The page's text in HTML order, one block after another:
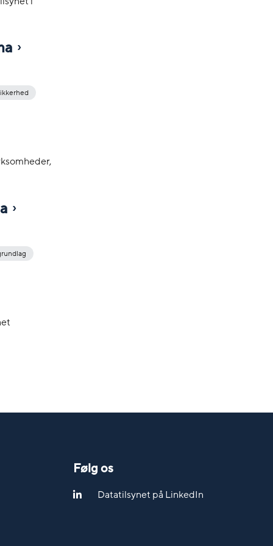
Følg os
Datatilsynet på LinkedIn